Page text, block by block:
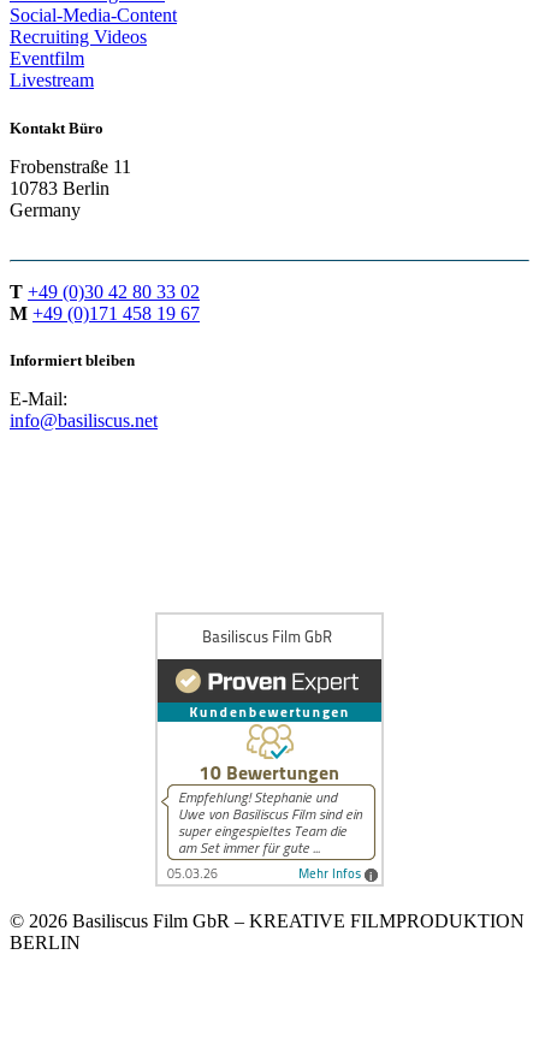
Social-Media-Content
Recruiting Videos
Eventfilm
Livestream
Kontakt Büro
Frobenstraße 11
10783 Berlin
Germany
T +49 (0)30 42 80 33 02
M +49 (0)171 458 19 67
Informiert bleiben
E-Mail:
info@basiliscus.net
© 2026 Basiliscus Film GbR – KREATIVE FILMPRODUKTION
BERLIN